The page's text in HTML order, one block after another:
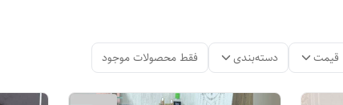
قیمت دسته‌بندی فقط محصولات موجود